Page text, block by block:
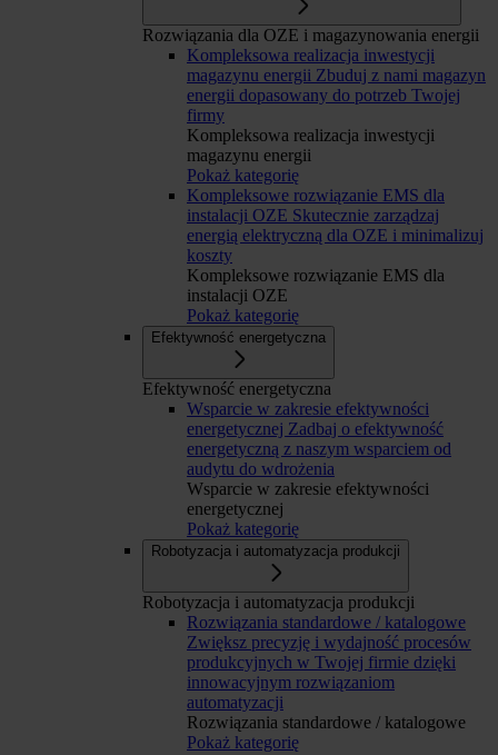
Rozwiązania dla OZE i magazynowania energii
Kompleksowa realizacja inwestycji
magazynu energii Zbuduj z nami magazyn
energii dopasowany do potrzeb Twojej
firmy
Kompleksowa realizacja inwestycji
magazynu energii
Pokaż kategorię
Kompleksowe rozwiązanie EMS dla
instalacji OZE Skutecznie zarządzaj
energią elektryczną dla OZE i minimalizuj
koszty
Kompleksowe rozwiązanie EMS dla
instalacji OZE
Pokaż kategorię
Efektywność energetyczna
Efektywność energetyczna
Wsparcie w zakresie efektywności
energetycznej Zadbaj o efektywność
energetyczną z naszym wsparciem od
audytu do wdrożenia
Wsparcie w zakresie efektywności
energetycznej
Pokaż kategorię
Robotyzacja i automatyzacja produkcji
Robotyzacja i automatyzacja produkcji
Rozwiązania standardowe / katalogowe
Zwiększ precyzję i wydajność procesów
produkcyjnych w Twojej firmie dzięki
innowacyjnym rozwiązaniom
automatyzacji
Rozwiązania standardowe / katalogowe
Pokaż kategorię